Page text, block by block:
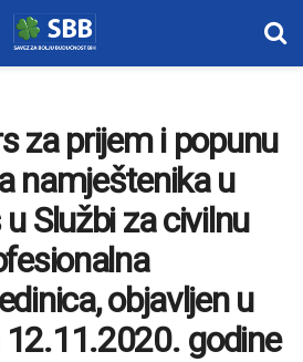
za prijem i popunu
namještenika u
Službi za civilnu
objavljen u
godine